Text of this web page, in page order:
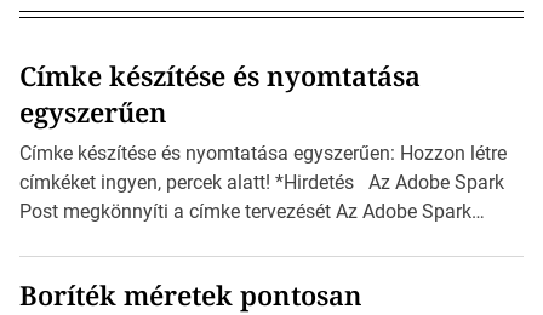
Címke készítése és nyomtatása
egyszerűen
Címke készítése és nyomtatása egyszerűen: Hozzon létre
címkéket ingyen, percek alatt! *Hirdetés Az Adobe Spark
Post megkönnyíti a címke tervezését Az Adobe Spark
igazán foroghatnak a kreatív fogaskerekek, miközben
Boríték méretek pontosan